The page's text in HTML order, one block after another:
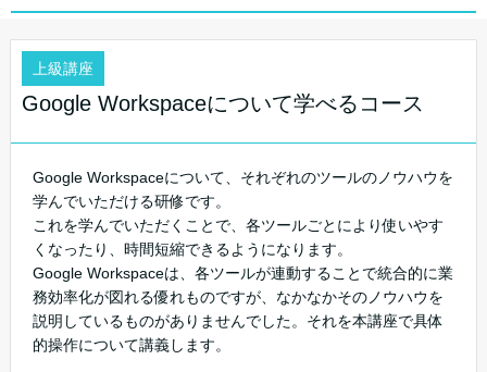
上級講座
Google Workspaceについて学べるコース
Google Workspaceについて、それぞれのツールのノウハウを
学んでいただける研修です。
これを学んでいただくことで、各ツールごとにより使いやす
くなったり、時間短縮できるようになります。
Google Workspaceは、各ツールが連動することで統合的に業
務効率化が図れる優れものですが、なかなかそのノウハウを
説明しているものがありませんでした。それを本講座で具体
的操作について講義します。